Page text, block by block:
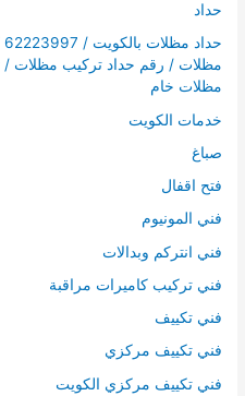
حداد
مظلات / رقم حداد تركيب مظلات /
مظلات خام
خدمات الكويت
صباغ
فتح اقفال
فني المونيوم
فني انتركم وبدالات
فني تركيب كاميرات مراقبة
فني تكييف
فني تكييف مركزي
فني تكييف مركزي الكويت